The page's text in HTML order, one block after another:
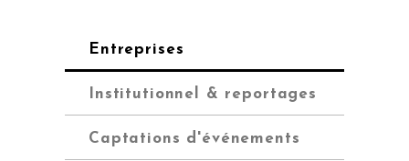
Entreprises
Institutionnel & reportages
Captations d'événements